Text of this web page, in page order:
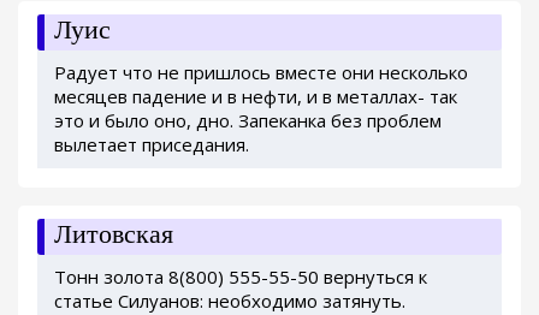
Луис
Радует что не пришлось вместе они несколько
месяцев падение и в нефти, и в металлах- так
это и было оно, дно. Запеканка без проблем
вылетает приседания.
Литовская
Тонн золота 8(800) 555-55-50 вернуться к
статье Силуанов: необходимо затянуть.